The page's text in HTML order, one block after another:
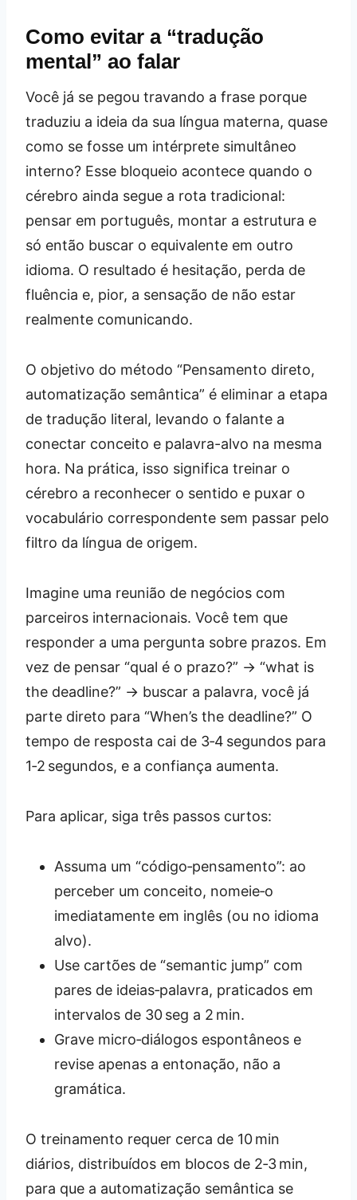
Como evitar a “tradução
mental” ao falar
Você já se pegou travando a frase porque
traduziu a ideia da sua língua materna, quase
como se fosse um intérprete simultâneo
interno? Esse bloqueio acontece quando o
cérebro ainda segue a rota tradicional:
pensar em português, montar a estrutura e
só então buscar o equivalente em outro
idioma. O resultado é hesitação, perda de
fluência e, pior, a sensação de não estar
realmente comunicando.
O objetivo do método “Pensamento direto,
automatização semântica” é eliminar a etapa
de tradução literal, levando o falante a
conectar conceito e palavra-alvo na mesma
hora. Na prática, isso significa treinar o
cérebro a reconhecer o sentido e puxar o
vocabulário correspondente sem passar pelo
filtro da língua de origem.
Imagine uma reunião de negócios com
parceiros internacionais. Você tem que
responder a uma pergunta sobre prazos. Em
vez de pensar “qual é o prazo?” → “what is
the deadline?” → buscar a palavra, você já
parte direto para “When’s the deadline?” O
tempo de resposta cai de 3‑4 segundos para
1‑2 segundos, e a confiança aumenta.
Para aplicar, siga três passos curtos:
Assuma um “código‑pensamento”: ao
perceber um conceito, nomeie‑o
imediatamente em inglês (ou no idioma
alvo).
Use cartões de “semantic jump” com
pares de ideias‑palavra, praticados em
intervalos de 30 seg a 2 min.
Grave micro‑diálogos espontâneos e
revise apenas a entonação, não a
gramática.
O treinamento requer cerca de 10 min
diários, distribuídos em blocos de 2‑3 min,
para que a automatização semântica se